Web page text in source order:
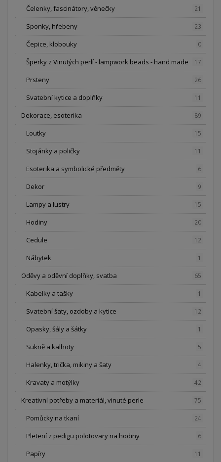
Čelenky, fascinátory, věnečky 21
Sponky, hřebeny 23
Čepice, klobouky 0
Šperky z Vinutých perlí - lampwork beads - hand made 17
Prsteny 26
Svatební kytice a doplňky 11
Dekorace, esoterika 89
Loutky 15
Stojánky a poličky 11
Esoterika a symbolické předměty 6
Dekor 9
Lampy a lustry 15
Hodiny 20
Cedule 12
Nábytek 1
Oděvy a oděvní doplňky, svatba 65
Kabelky a tašky 1
Svatební šaty, ozdoby a kytice 12
Opasky, šály a šátky 1
Sukně a kalhoty 5
Halenky, trička, mikiny a šaty 4
Kravaty a motýlky 42
Kreativní potřeby a materiál, vinuté perle 75
Pomůcky na tkaní 24
Pletení z pedigu polotovary na hodiny 6
Papíry 11